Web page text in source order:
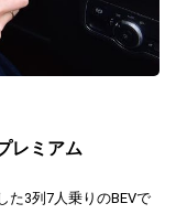
レミアム
た3列7人乗りのBEVで